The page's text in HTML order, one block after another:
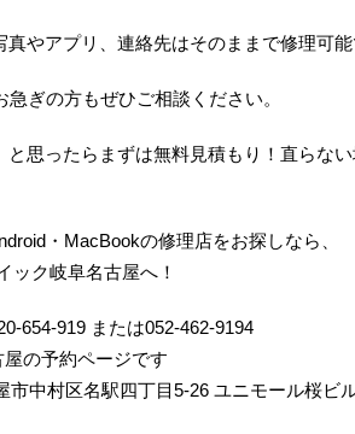
やアプリ、連絡先はそのままで修理可能
ぎの方もぜひご相談ください。
思ったらまずは無料見積もり！直らな
・MacBookの修理店をお探しなら、
ック岐阜名古屋へ！
654-919 または052-462-9194
の予約ページです
市中村区名駅四丁目5-26 ユニモール桜ビ